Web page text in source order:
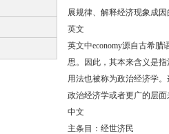
展规律、解释经济现象成因
英文
英文中economy源自古希腊
思。因此，其本来含义是
用法也被称为政治经济学
政治经济学或者更广的层
中文
主条目：经世济民